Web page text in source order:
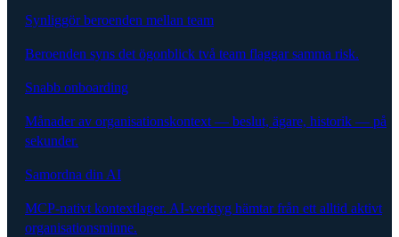
Synliggör beroenden mellan team
Beroenden syns det ögonblick två team flaggar samma risk.
Snabb onboarding
Månader av organisationskontext — beslut, ägare, historik — på
sekunder.
Samordna din AI
MCP-nativt kontextlager. AI-verktyg hämtar från ett alltid aktivt
organisationsminne.